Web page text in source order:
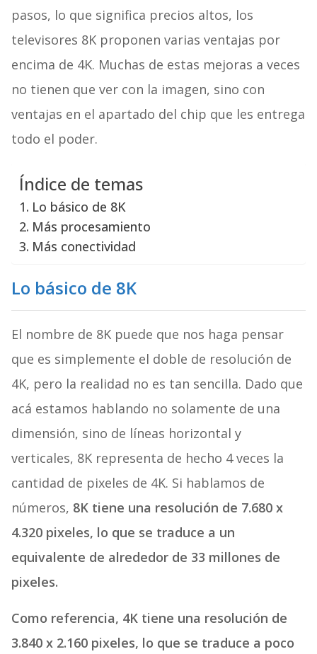
pasos, lo que significa precios altos, los
televisores 8K proponen varias ventajas por
encima de 4K. Muchas de estas mejoras a veces
no tienen que ver con la imagen, sino con
ventajas en el apartado del chip que les entrega
todo el poder.
Índice de temas
Lo básico de 8K
Más procesamiento
Más conectividad
Lo básico de 8K
El nombre de 8K puede que nos haga pensar
que es simplemente el doble de resolución de
4K, pero la realidad no es tan sencilla. Dado que
acá estamos hablando no solamente de una
dimensión, sino de líneas horizontal y
verticales, 8K representa de hecho 4 veces la
cantidad de pixeles de 4K. Si hablamos de
números, 8K tiene una resolución de 7.680 x
4.320 pixeles, lo que se traduce a un
equivalente de alrededor de 33 millones de
pixeles.
Como referencia, 4K tiene una resolución de
3.840 x 2.160 pixeles, lo que se traduce a poco